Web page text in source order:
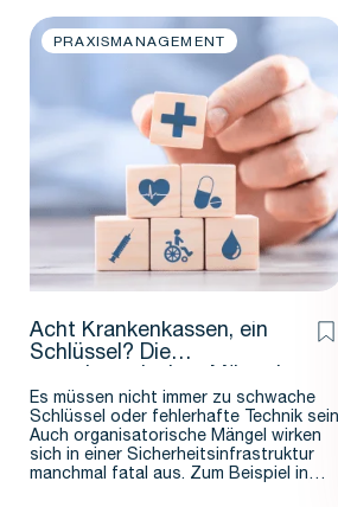
PRAXISMANAGEMENT
Acht Krankenkassen, ein
Schlüssel? Die
in der TI
Es müssen nicht immer zu schwache
Schlüssel oder fehlerhafte Technik
Auch organisatorische Mängel wirken
sich in einer Sicherheitsinfrastruktur
manchmal fatal aus. Zum Beispiel in…